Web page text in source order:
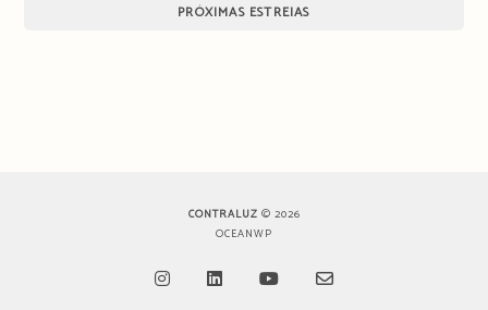
PRÓXIMAS ESTREIAS
CONTRALUZ © 2026
OCEANWP